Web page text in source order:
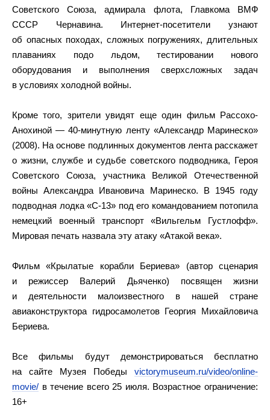
Советского Союза, адмирала флота, Главкома ВМФ
СССР Чернавина. Интернет-посетители узнают
об опасных походах, сложных погружениях, длительных
плаваниях подо льдом, тестировании нового
оборудования и выполнения сверхсложных задач
в условиях холодной войны.
Кроме того, зрители увидят еще один фильм Рассохо-
Анохиной — 40-минутную ленту «Александр Маринеско»
(2008). На основе подлинных документов лента расскажет
о жизни, службе и судьбе советского подводника, Героя
Советского Союза, участника Великой Отечественной
войны Александра Ивановича Маринеско. В 1945 году
подводная лодка «С-13» под его командованием потопила
немецкий военный транспорт «Вильгельм Густлофф».
Мировая печать назвала эту атаку «Атакой века».
Фильм «Крылатые корабли Бериева» (автор сценария
и режиссер Валерий Дьяченко) посвящен жизни
и деятельности малоизвестного в нашей стране
авиаконструктора гидросамолетов Георгия Михайловича
Бериева.
Все фильмы будут демонстрироваться бесплатно
на сайте Музея Победы victorymuseum.ru/video/online-
movie/ в течение всего 25 июля. Возрастное ограничение:
16+